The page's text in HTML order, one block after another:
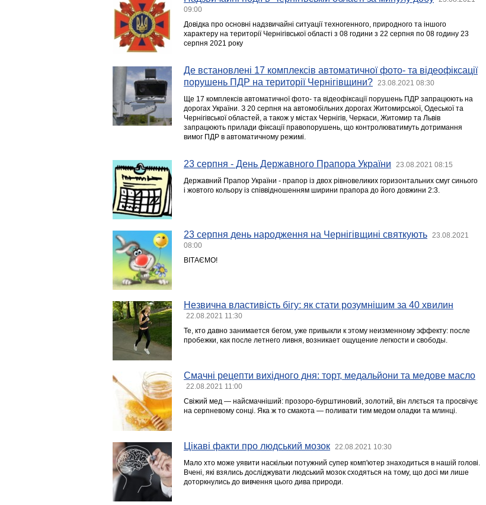
09:00
Довідка про основні надзвичайні ситуації техногенного, природного та іншого
характеру на території Чернігівської області з 08 години з 22 серпня по 08 годину 23
серпня 2021 року
Де встановлені 17 комплексів автоматичної фото- та відеофіксації
порушень ПДР на території Чернігівщини?
23.08.2021 08:30
Ще 17 комплексів автоматичної фото- та відеофіксації порушень ПДР запрацюють на
дорогах України. З 20 серпня на автомобільних дорогах Житомирської, Одеської та
Чернігівської областей, а також у містах Чернігів, Черкаси, Житомир та Львів
запрацюють прилади фіксації правопорушень, що контролюватимуть дотримання
вимог ПДР в автоматичному режимі.
23 серпня - День Державного Прапора України 23.08.2021 08:15
Державний Прапор України - прапор із двох рівновеликих горизонтальних смуг синього
і жовтого кольору із співвідношенням ширини прапора до його довжини 2:3.
23 серпня день народження на Чернігівщині святкують
23.08.2021
08:00
ВІТАЄМО!
Незвична властивість бігу: як стати розумнішим за 40 хвилин
22.08.2021 11:30
Те, кто давно занимается бегом, уже привыкли к этому неизменному эффекту: после
пробежки, как после летнего ливня, возникает ощущение легкости и свободы.
Смачні рецепти вихідного дня: торт, медальйони та медове масло
22.08.2021 11:00
Свіжий мед — найсмачніший: прозоро-бурштиновий, золотий, він ллється та просвічує
на серпневому сонці. Яка ж то смакота — поливати тим медом оладки та млинці.
Цікаві факти про людський мозок 22.08.2021 10:30
Мало хто може уявити наскільки потужний супер комп'ютер знаходиться в нашій голові.
Вчені, які взялись досліджувати людський мозок сходяться на тому, що досі ми лише
доторкнулись до вивчення цього дива природи.